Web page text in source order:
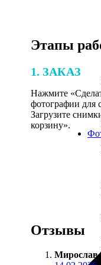
Этапы
1. ЗАКАЗ
Нажмите
фотографии для
Загрузите
корзину».
Отзывы
Мирослав